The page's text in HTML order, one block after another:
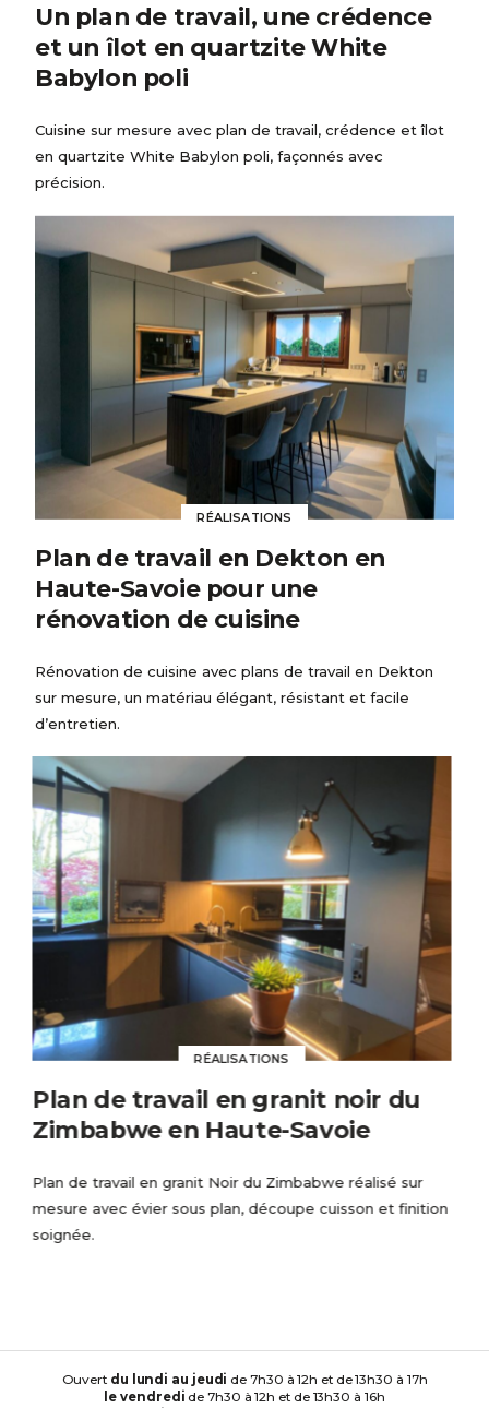
Un plan de travail, une crédence
et un îlot en quartzite White
Babylon poli
Cuisine sur mesure avec plan de travail, crédence et îlot
en quartzite White Babylon poli, façonnés avec
précision.
RÉALISATIONS
Plan de travail en Dekton en
Haute-Savoie pour une
rénovation de cuisine
Rénovation de cuisine avec plans de travail en Dekton
sur mesure, un matériau élégant, résistant et facile
d’entretien.
RÉALISATIONS
Plan de travail en granit noir du
Zimbabwe en Haute-Savoie
Plan de travail en granit Noir du Zimbabwe réalisé sur
mesure avec évier sous plan, découpe cuisson et finition
soignée.
Ouvert du lundi au jeudi de 7h30 à 12h et de 13h30 à 17h
le vendredi de 7h30 à 12h et de 13h30 à 16h